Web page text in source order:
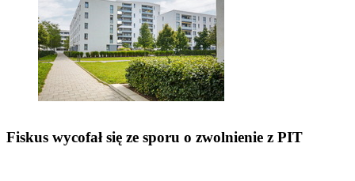
Fiskus wycofał się ze sporu o zwolnienie z PIT